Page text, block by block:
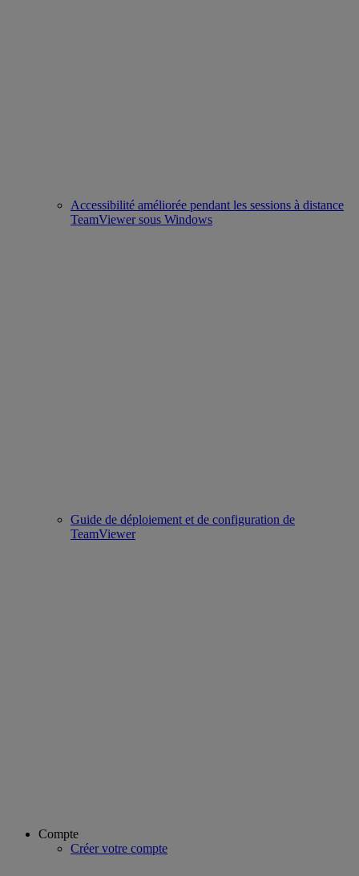
Accessibilité améliorée pendant les sessions à distance
TeamViewer sous Windows
Guide de déploiement et de configuration de
TeamViewer
Compte
Créer votre compte